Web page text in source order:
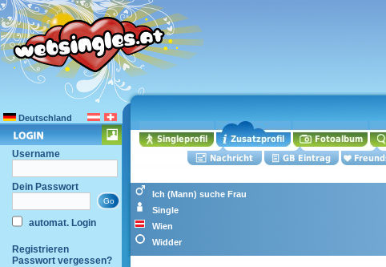
Deutschland
Username
Dein Passwort
automat. Login
Registrieren
Passwort vergessen?
Ich (Mann) suche Frau
Single
Wien
Widder